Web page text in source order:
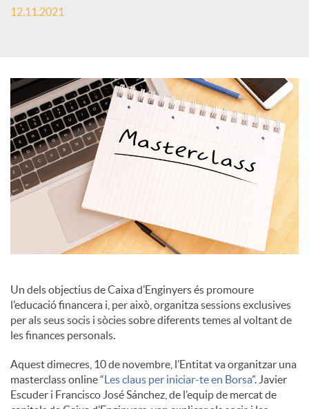
s
S
o
c
i
a
l
s
12.11.2021
Un dels objectius de Caixa d’Enginyers és promoure
l’educació financera i, per això, organitza sessions exclusives
per als seus socis i sòcies sobre diferents temes al voltant de
les finances personals.
Aquest dimecres, 10 de novembre, l’Entitat va organitzar una
masterclass online “Les claus per iniciar-te en Borsa”. Javier
Escuder i Francisco José Sánchez, de l’equip de mercat de